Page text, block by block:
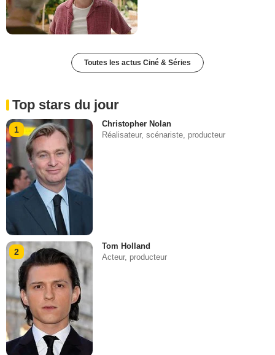
Toutes les actus Ciné & Séries
Top stars du jour
1
Christopher Nolan
Réalisateur, scénariste, producteur
2
Tom Holland
Acteur, producteur